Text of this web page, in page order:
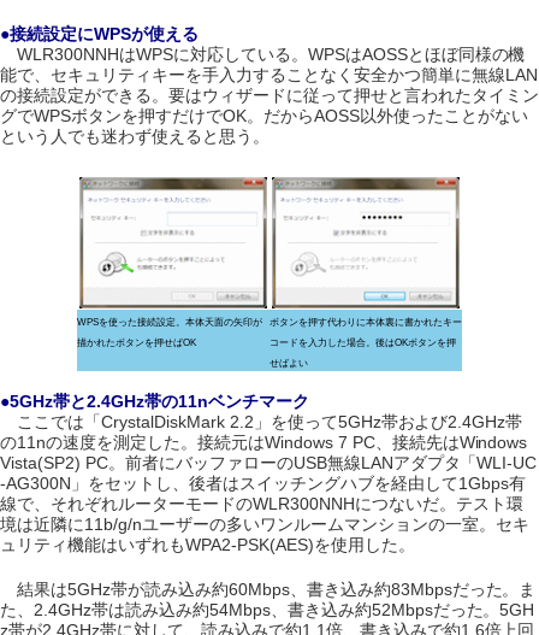
●接続設定にWPSが使える
WLR300NNHはWPSに対応している。WPSはAOSSとほぼ同様の機
能で、セキュリティキーを手入力することなく安全かつ簡単に無線LAN
の接続設定ができる。要はウィザードに従って押せと言われたタイミン
グでWPSボタンを押すだけでOK。だからAOSS以外使ったことがない
という人でも迷わず使えると思う。
WPSを使った接続設定。本体天面の矢印が
描かれたボタンを押せばOK
ボタンを押す代わりに本体裏に書かれたキー
コードを入力した場合。後はOKボタンを押
せばよい
●5GHz帯と2.4GHz帯の11nベンチマーク
ここでは「CrystalDiskMark 2.2」を使って5GHz帯および2.4GHz帯
の11nの速度を測定した。接続元はWindows 7 PC、接続先はWindows
Vista(SP2) PC。前者にバッファローのUSB無線LANアダプタ「WLI-UC
-AG300N」をセットし、後者はスイッチングハブを経由して1Gbps有
線で、それぞれルーターモードのWLR300NNHにつないだ。テスト環
境は近隣に11b/g/nユーザーの多いワンルームマンションの一室。セキ
ュリティ機能はいずれもWPA2-PSK(AES)を使用した。
結果は5GHz帯が読み込み約60Mbps、書き込み約83Mbpsだった。ま
た、2.4GHz帯は読み込み約54Mbps、書き込み約52Mbpsだった。5GH
z帯が2.4GHz帯に対して、読み込みで約1.1倍、書き込みで約1.6倍上回